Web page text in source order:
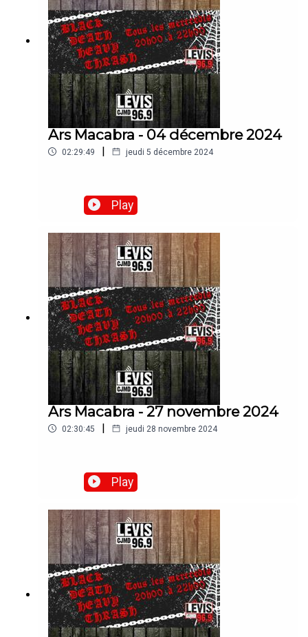
Ars Macabra - 04 décembre 2024
02:29:49 | jeudi 5 décembre 2024
Play
Ars Macabra - 27 novembre 2024
02:30:45 | jeudi 28 novembre 2024
Play